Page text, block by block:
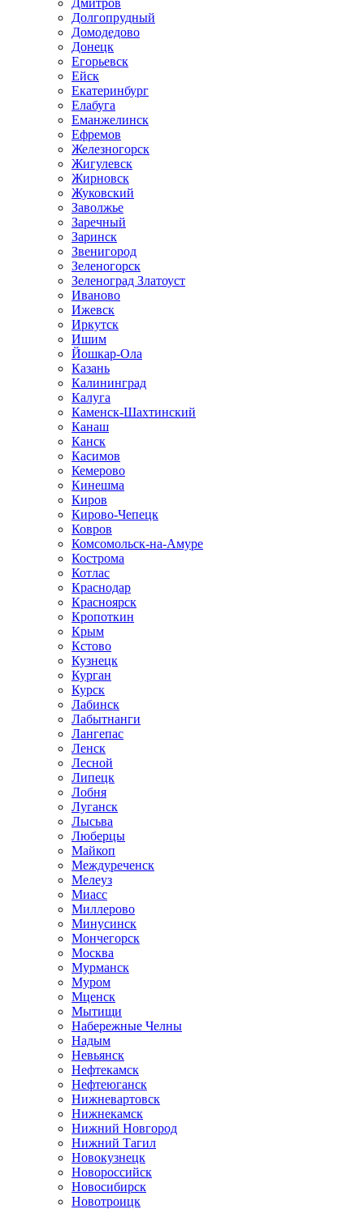
Дмитров
Долгопрудный
Домодедово
Донецк
Егорьевск
Ейск
Екатеринбург
Елабуга
Еманжелинск
Ефремов
Железногорск
Жигулевск
Жирновск
Жуковский
Заволжье
Заречный
Заринск
Звенигород
Зеленогорск
Зеленоград Златоуст
Иваново
Ижевск
Иркутск
Ишим
Йошкар-Ола
Казань
Калининград
Калуга
Каменск-Шахтинский
Канаш
Канск
Касимов
Кемерово
Кинешма
Киров
Кирово-Чепецк
Ковров
Комсомольск-на-Амуре
Кострома
Котлас
Краснодар
Красноярск
Кропоткин
Крым
Кстово
Кузнецк
Курган
Курск
Лабинск
Лабытнанги
Лангепас
Ленск
Лесной
Липецк
Лобня
Луганск
Лысьва
Люберцы
Майкоп
Междуреченск
Мелеуз
Миасс
Миллерово
Минусинск
Мончегорск
Москва
Мурманск
Муром
Мценск
Мытищи
Набережные Челны
Надым
Невьянск
Нефтекамск
Нефтеюганск
Нижневартовск
Нижнекамск
Нижний Новгород
Нижний Тагил
Новокузнецк
Новороссийск
Новосибирск
Новотроицк